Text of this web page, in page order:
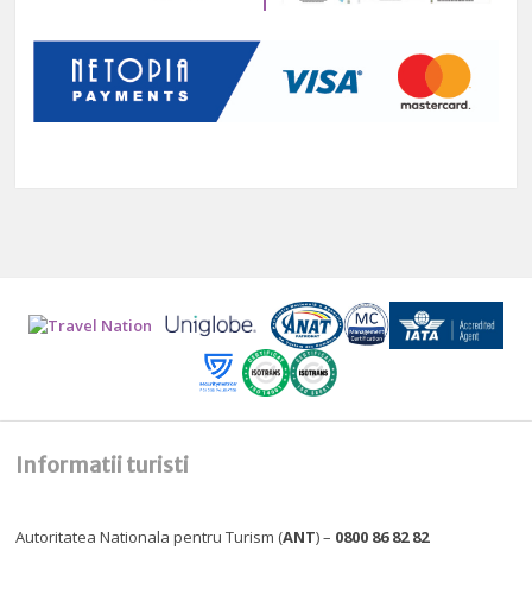
Informatii turisti
Autoritatea Nationala pentru Turism (ANT) – 0800 86 82 82